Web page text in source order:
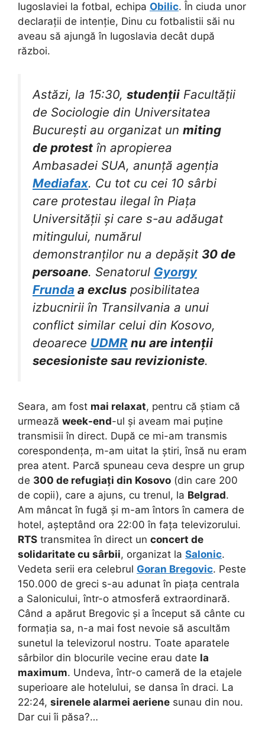
Iugoslaviei la fotbal, echipa Obilic. În ciuda unor
declarații de intenție, Dinu cu fotbalistii săi nu
aveau să ajungă în Iugoslavia decât după
război.
Astăzi, la 15:30, studenții Facultății
de Sociologie din Universitatea
București au organizat un miting
de protest în apropierea
Ambasadei SUA, anunță agenția
Mediafax. Cu tot cu cei 10 sârbi
care protestau ilegal în Piața
Universității și care s-au adăugat
mitingului, numărul
demonstranților nu a depășit 30 de
persoane. Senatorul Gyorgy
Frunda a exclus posibilitatea
izbucnirii în Transilvania a unui
conflict similar celui din Kosovo,
deoarece UDMR nu are intenții
secesioniste sau revizioniste.
Seara, am fost mai relaxat, pentru că știam că
urmează week-end-ul și aveam mai puține
transmisii în direct. După ce mi-am transmis
corespondența, m-am uitat la știri, însă nu eram
prea atent. Parcă spuneau ceva despre un grup
de 300 de refugiați din Kosovo (din care 200
de copii), care a ajuns, cu trenul, la Belgrad.
Am mâncat în fugă și m-am întors în camera de
hotel, așteptând ora 22:00 în fața televizorului.
RTS transmitea în direct un concert de
solidaritate cu sârbii, organizat la Salonic.
Vedeta serii era celebrul Goran Bregovic. Peste
150.000 de greci s-au adunat în piața centrala
a Salonicului, într-o atmosferă extraordinară.
Când a apărut Bregovic și a început să cânte cu
formația sa, n-a mai fost nevoie să ascultăm
sunetul la televizorul nostru. Toate aparatele
sârbilor din blocurile vecine erau date la
maximum. Undeva, într-o cameră de la etajele
superioare ale hotelului, se dansa în draci. La
22:24, sirenele alarmei aeriene sunau din nou.
Dar cui îi păsa?…